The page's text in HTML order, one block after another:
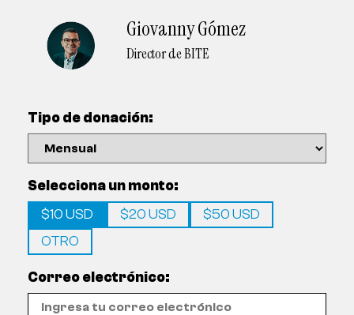
Giovanny Gómez
Director de BITE
Tipo de donación:
Selecciona un monto:
$10 USD
$20 USD
$50 USD
OTRO
Correo electrónico: